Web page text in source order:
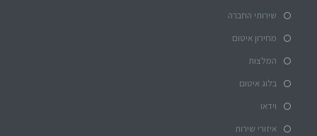
שירותי החברה
מחירון איטום
המלצות
בלוג איטום
וידאו
איזורי שירות